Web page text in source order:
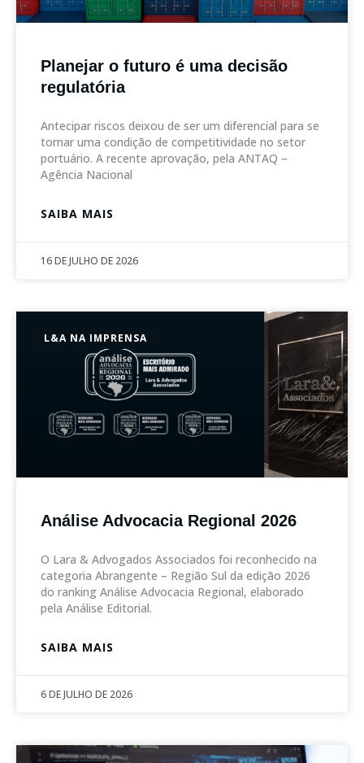
Planejar o futuro é uma decisão
regulatória
Antecipar riscos deixou de ser um diferencial para se
tornar uma condição de competitividade no setor
portuário. A recente aprovação, pela ANTAQ –
Agência Nacional
SAIBA MAIS
16 DE JULHO DE 2026
L&A NA IMPRENSA
Análise Advocacia Regional 2026
O Lara & Advogados Associados foi reconhecido na
categoria Abrangente – Região Sul da edição 2026
do ranking Análise Advocacia Regional, elaborado
pela Análise Editorial.
SAIBA MAIS
6 DE JULHO DE 2026